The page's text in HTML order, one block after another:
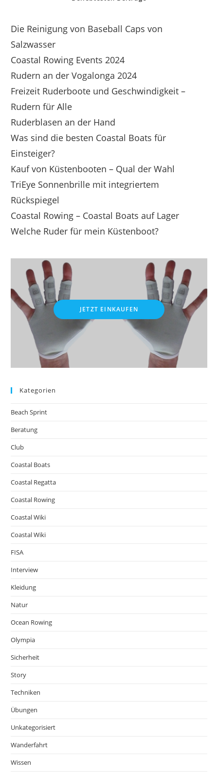
Die Reinigung von Baseball Caps von
Salzwasser
Coastal Rowing Events 2024
Rudern an der Vogalonga 2024
Freizeit Ruderboote und Geschwindigkeit –
Rudern für Alle
Ruderblasen an der Hand
Was sind die besten Coastal Boats für
Einsteiger?
Kauf von Küstenbooten – Qual der Wahl
TriEye Sonnenbrille mit integriertem
Rückspiegel
Coastal Rowing – Coastal Boats auf Lager
Welche Ruder für mein Küstenboot?
JETZT EINKAUFEN
Kategorien
Beach Sprint
Beratung
Club
Coastal Boats
Coastal Regatta
Coastal Rowing
Coastal Wiki
Coastal Wiki
FISA
Interview
Kleidung
Natur
Ocean Rowing
Olympia
Sicherheit
Story
Techniken
Übungen
Unkategorisiert
Wanderfahrt
Wissen